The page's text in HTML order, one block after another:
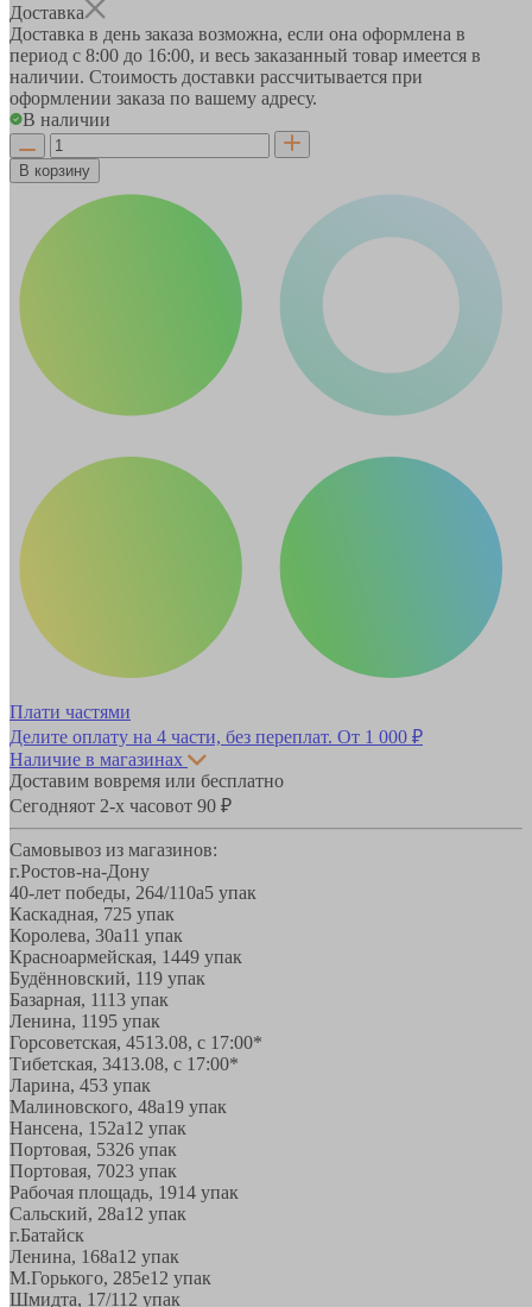
Доставка
Доставка в день заказа возможна, если она оформлена в
период с 8:00 до 16:00, и весь заказанный товар имеется в
наличии. Стоимость доставки рассчитывается при
оформлении заказа по вашему адресу.
В наличии
В корзину
Плати частями
Делите оплату на 4 части, без переплат. От 1 000 ₽
Наличие в магазинах
Доставим вовремя или бесплатно
Сегодняот 2-х часовот 90 ₽
Самовывоз из магазинов:
г.Ростов-на-Дону
40-лет победы, 264/110а5 упак
Каскадная, 725 упак
Королева, 30а11 упак
Красноармейская, 1449 упак
Будённовский, 119 упак
Базарная, 1113 упак
Ленина, 1195 упак
Горсоветская, 4513.08, с 17:00*
Тибетская, 3413.08, с 17:00*
Ларина, 453 упак
Малиновского, 48а19 упак
Нансена, 152а12 упак
Портовая, 5326 упак
Портовая, 7023 упак
Рабочая площадь, 1914 упак
Сальский, 28a12 упак
г.Батайск
Ленина, 168а12 упак
М.Горького, 285е12 упак
Шмидта, 17/112 упак